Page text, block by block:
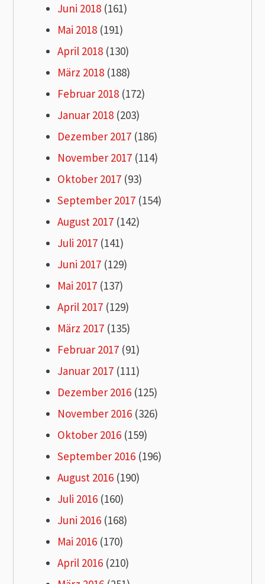
Juni 2018 (161)
Mai 2018 (191)
April 2018 (130)
März 2018 (188)
Februar 2018 (172)
Januar 2018 (203)
Dezember 2017 (186)
November 2017 (114)
Oktober 2017 (93)
September 2017 (154)
August 2017 (142)
Juli 2017 (141)
Juni 2017 (129)
Mai 2017 (137)
April 2017 (129)
März 2017 (135)
Februar 2017 (91)
Januar 2017 (111)
Dezember 2016 (125)
November 2016 (326)
Oktober 2016 (159)
September 2016 (196)
August 2016 (190)
Juli 2016 (160)
Juni 2016 (168)
Mai 2016 (170)
April 2016 (210)